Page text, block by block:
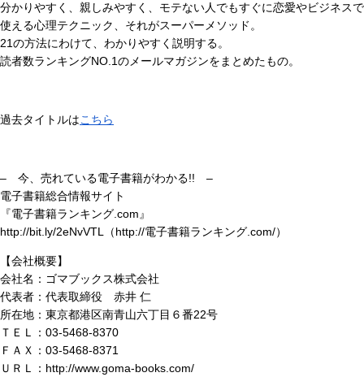
分かりやすく、親しみやすく、モテない人でもすぐに恋愛やビジネスで
使える心理テクニック、それがスーパーメソッド。
21の方法にわけて、わかりやすく説明する。
読者数ランキングNO.1のメールマガジンをまとめたもの。
過去タイトルはこちら
– 今、売れている電子書籍がわかる!! –
電子書籍総合情報サイト
『電子書籍ランキング.com』
http://bit.ly/2eNvVTL（http://電子書籍ランキング.com/）
【会社概要】
会社名：ゴマブックス株式会社
代表者：代表取締役 赤井 仁
所在地：東京都港区南青山六丁目６番22号
ＴＥＬ：03-5468-8370
ＦＡＸ：03-5468-8371
ＵＲＬ：http://www.goma-books.com/